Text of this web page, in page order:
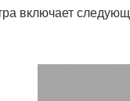
включает